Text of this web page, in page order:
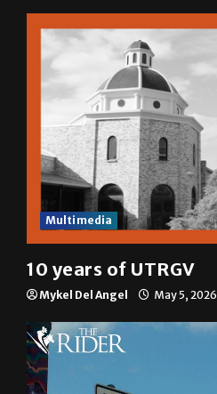
Multimedia
10 years of UTRGV
Mykel Del Angel May 5, 2026